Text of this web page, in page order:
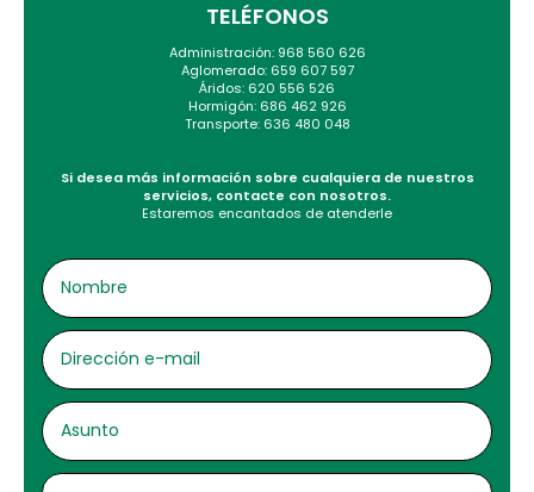
TELÉFONOS
Administración: 968 560 626
Aglomerado: 659 607 597
Áridos: 620 556 526
Hormigón: 686 462 926
Transporte: 636 480 048
Si desea más información sobre cualquiera de nuestros
servicios, contacte con nosotros.
Estaremos encantados de atenderle